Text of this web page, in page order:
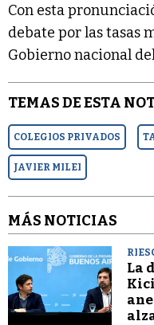
Con esta
debate por las tasas
Gobierno nacional
TEMAS DE ESTA
COLEGIOS PRIVADOS
JAVIER MILEI
MÁS NOTICIAS
La